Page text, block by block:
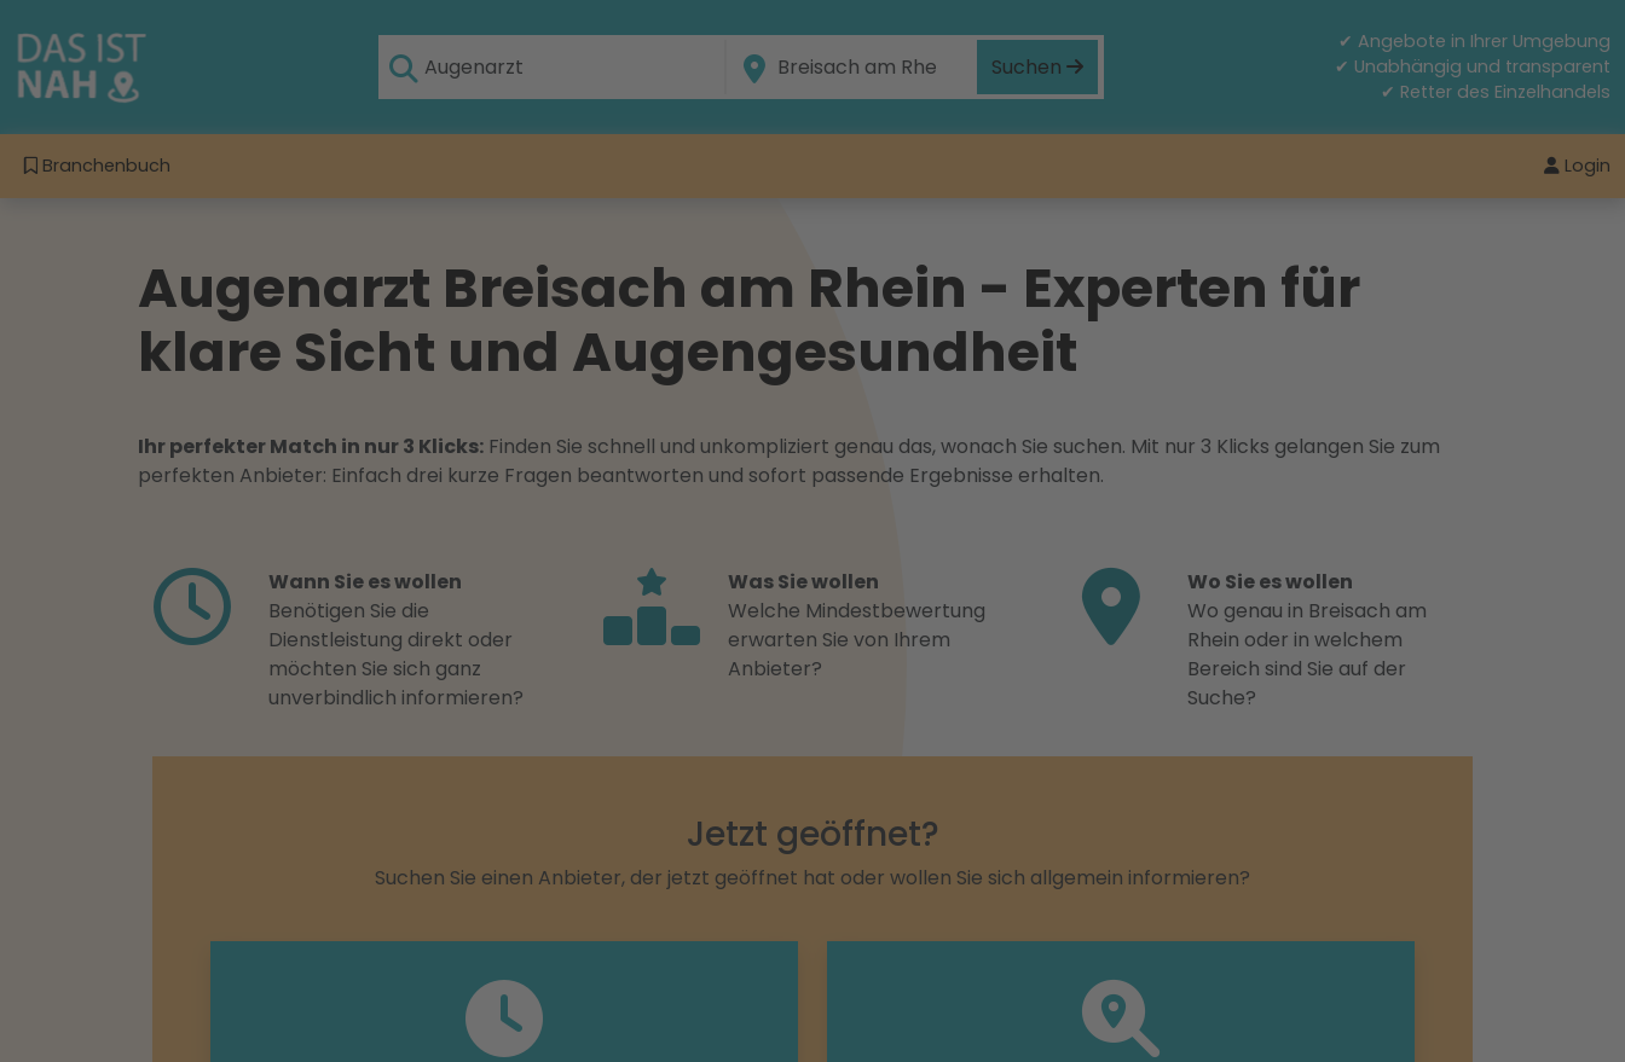
Suchen
✔ Angebote in Ihrer Umgebung
✔ Unabhängig und transparent
✔ Retter des Einzelhandels
Branchenbuch Login
Augenarzt Breisach am Rhein - Experten für
klare Sicht und Augengesundheit
Ihr perfekter Match in nur 3 Klicks: Finden Sie schnell und unkompliziert genau das, wonach Sie suchen. Mit nur 3 Klicks gelangen Sie zum
perfekten Anbieter: Einfach drei kurze Fragen beantworten und sofort passende Ergebnisse erhalten.
Wann Sie es wollen
Benötigen Sie die
Dienstleistung direkt oder
möchten Sie sich ganz
unverbindlich informieren?
Was Sie wollen
Welche Mindestbewertung
erwarten Sie von Ihrem
Anbieter?
Wo Sie es wollen
Wo genau in Breisach am
Rhein oder in welchem
Bereich sind Sie auf der
Suche?
Jetzt geöffnet?
Suchen Sie einen Anbieter, der jetzt geöffnet hat oder wollen Sie sich allgemein informieren?